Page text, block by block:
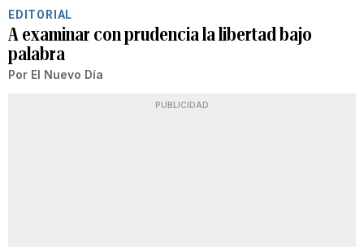
EDITORIAL
A examinar con prudencia la libertad bajo
palabra
Por El Nuevo Día
PUBLICIDAD